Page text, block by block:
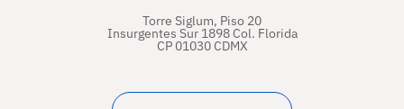
Torre Siglum, Piso 20
Insurgentes Sur 1898 Col. Florida
CP 01030 CDMX